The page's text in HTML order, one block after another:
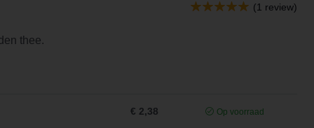
(1 review)
thee.
€ 2,38 Op voorraad